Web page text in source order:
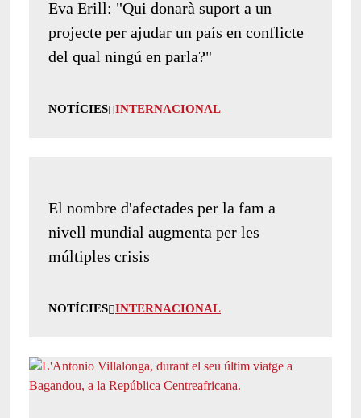
Eva Erill: "Qui donarà suport a un
projecte per ajudar un país en conflicte
del qual ningú en parla?"
NOTÍCIES INTERNACIONAL
El nombre d'afectades per la fam a
nivell mundial augmenta per les
múltiples crisis
NOTÍCIES INTERNACIONAL